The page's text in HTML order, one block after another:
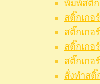
พิมพ์สติ๊ก
สติ๊กเกอ
สติ๊กเกอ
สติ๊กเกอ
สติ๊กเกอ
สั่งทําสติ๊